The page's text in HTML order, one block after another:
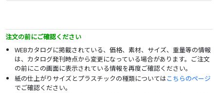
注文の前にご確認ください
WEBカタログに掲載されている、価格、素材、サイズ、重量等の情報
は、カタログ発刊時点から変更になっている場合があります。ご注文
の前にこの画面に表示されている情報を再度ご確認ください。
紙の仕上がりサイズとプラスチックの種類についてはこちらのページ
でご確認ください。